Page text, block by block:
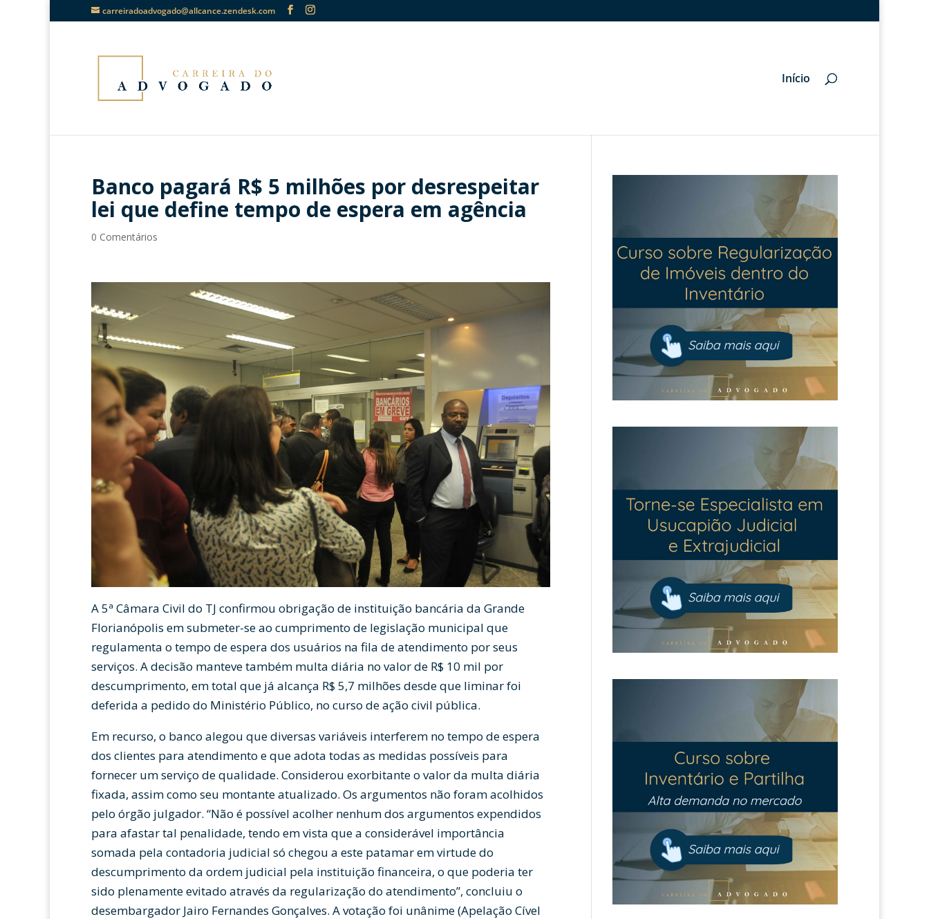
carreiradoadvogado@allcance.zendesk.com
Início
Banco pagará R$ 5 milhões por desrespeitar
lei que define tempo de espera em agência
0 Comentários
A 5ª Câmara Civil do TJ confirmou obrigação de instituição bancária da Grande
Florianópolis em submeter-se ao cumprimento de legislação municipal que
regulamenta o tempo de espera dos usuários na fila de atendimento por seus
serviços. A decisão manteve também multa diária no valor de R$ 10 mil por
descumprimento, em total que já alcança R$ 5,7 milhões desde que liminar foi
deferida a pedido do Ministério Público, no curso de ação civil pública.
Em recurso, o banco alegou que diversas variáveis interferem no tempo de espera
dos clientes para atendimento e que adota todas as medidas possíveis para
fornecer um serviço de qualidade. Considerou exorbitante o valor da multa diária
fixada, assim como seu montante atualizado. Os argumentos não foram acolhidos
pelo órgão julgador. “Não é possível acolher nenhum dos argumentos expendidos
para afastar tal penalidade, tendo em vista que a considerável importância
somada pela contadoria judicial só chegou a este patamar em virtude do
descumprimento da ordem judicial pela instituição financeira, o que poderia ter
sido plenamente evitado através da regularização do atendimento”, concluiu o
desembargador Jairo Fernandes Gonçalves. A votação foi unânime (Apelação Cível